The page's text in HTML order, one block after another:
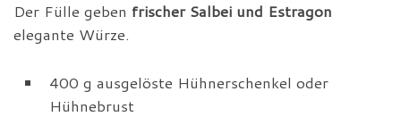
Der Fülle geben frischer Salbei und Estragon
elegante Würze.
400 g ausgelöste Hühnerschenkel oder
Hühnebrust